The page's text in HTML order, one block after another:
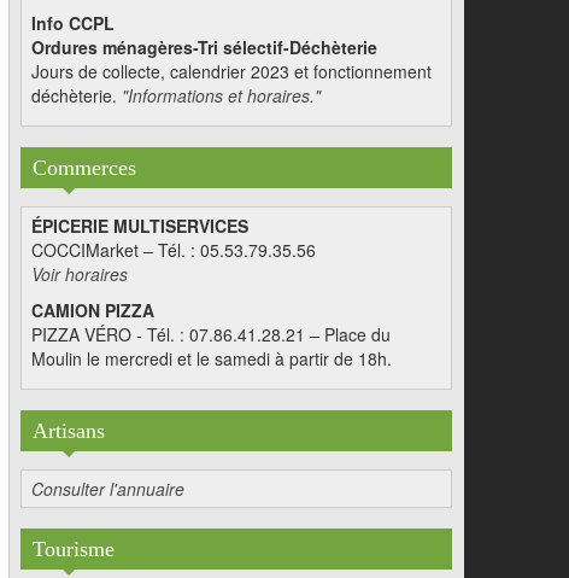
Info CCPL
Ordures ménagères-Tri sélectif-Déchèterie
Jours de collecte, calendrier 2023 et fonctionnement
déchèterie. "Informations et horaires."
Commerces
ÉPICERIE MULTISERVICES
COCCIMarket – Tél. : 05.53.79.35.56
Voir horaires
CAMION PIZZA
PIZZA VÉRO - Tél. : 07.86.41.28.21 – Place du
Moulin le mercredi et le samedi à partir de 18h.
Artisans
Consulter l'annuaire
Tourisme